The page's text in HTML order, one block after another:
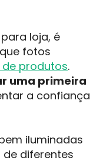
loja, é
fotos
produtos.
uma primeira
a confiança
iluminadas
diferentes